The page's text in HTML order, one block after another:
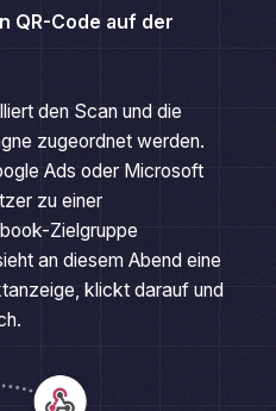
zugeordnet werden.
Ads oder Microsoft
zu einer
Zielgruppe
an diesem Abend eine
klickt darauf und